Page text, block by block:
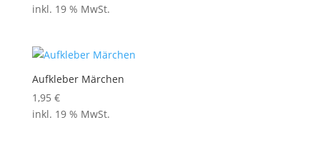
inkl. 19 % MwSt.
Aufkleber Märchen
1,95 €
inkl. 19 % MwSt.